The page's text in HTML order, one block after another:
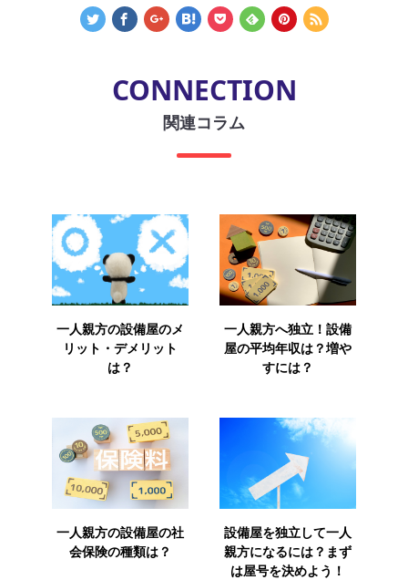
CONNECTION
関連コラム
一人親方の設備屋のメ
リット・デメリット
は？
一人親方へ独立！設備
屋の平均年収は？増や
すには？
一人親方の設備屋の社
会保険の種類は？
設備屋を独立して一人
親方になるには？まず
は屋号を決めよう！